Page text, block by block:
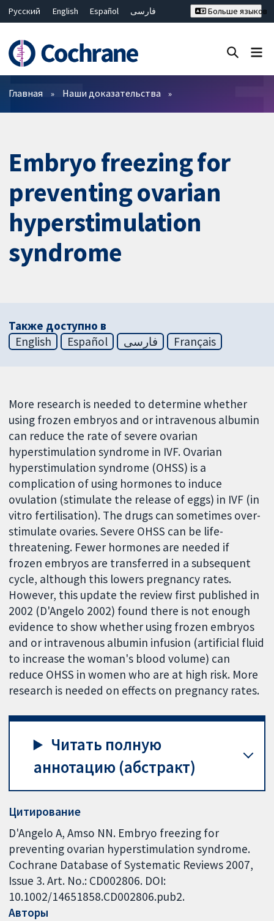
Русский English Español
فارسی
Bahasa Malaysia
ไทย
繁體中文
简体中文
Больше языков
Фильтры
Главная Наши доказательства
Embryo freezing for
preventing ovarian
hyperstimulation
syndrome
Также доступно в
English
Español فارسی Français
More research is needed to determine whether
using frozen embryos and or intravenous albumin
can reduce the rate of severe ovarian
hyperstimulation syndrome in IVF. Ovarian
hyperstimulation syndrome (OHSS) is a
complication of using hormones to induce
ovulation (stimulate the release of eggs) in IVF (in
vitro fertilisation). The drugs can sometimes over-
stimulate ovaries. Severe OHSS can be life-
threatening. Fewer hormones are needed if
frozen embryos are transferred in a subsequent
cycle, although this lowers pregnancy rates.
However, this update the review first published in
2002 (D'Angelo 2002) found there is not enough
evidence to show whether using frozen embryos
and or intravenous albumin infusion (artificial fluid
to increase the woman's blood volume) can
reduce OHSS in women who are at high risk. More
research is needed on effects on pregnancy rates.
Читать полную
аннотацию (абстракт)
Цитирование
D'Angelo A, Amso NN. Embryo freezing for
preventing ovarian hyperstimulation syndrome.
Cochrane Database of Systematic Reviews 2007,
Issue 3. Art. No.: CD002806. DOI:
10.1002/14651858.CD002806.pub2.
Авторы